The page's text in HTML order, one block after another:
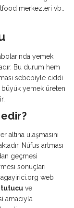
merkezleri vb..
yemek
Bu durum hem
sebebiyle ciddi
büyük yemek üreten
altına ulaşmasını
Nüfus artması
geçmesi
sonuçları
web
tutucu ve
amacıyla